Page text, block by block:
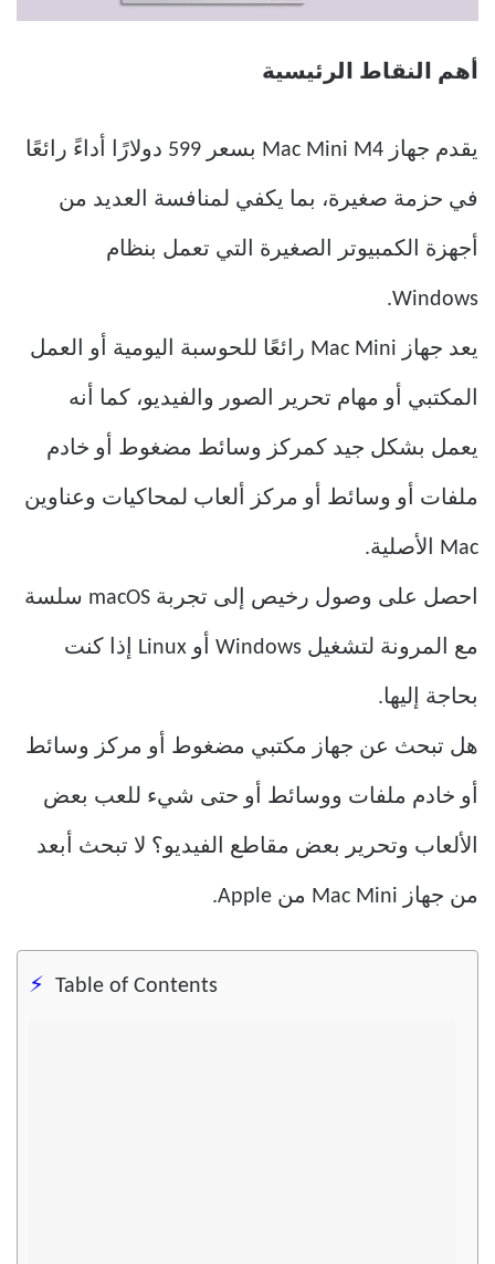
أهم النقاط الرئيسية
يقدم جهاز Mac Mini M4 بسعر 599 دولارًا أداءً رائعًا
في حزمة صغيرة، بما يكفي لمنافسة العديد من
أجهزة الكمبيوتر الصغيرة التي تعمل بنظام
Windows.
يعد جهاز Mac Mini رائعًا للحوسبة اليومية أو العمل
المكتبي أو مهام تحرير الصور والفيديو، كما أنه
يعمل بشكل جيد كمركز وسائط مضغوط أو خادم
ملفات أو وسائط أو مركز ألعاب لمحاكيات وعناوين
Mac الأصلية.
احصل على وصول رخيص إلى تجربة macOS سلسة
مع المرونة لتشغيل Windows أو Linux إذا كنت
بحاجة إليها.
هل تبحث عن جهاز مكتبي مضغوط أو مركز وسائط
أو خادم ملفات ووسائط أو حتى شيء للعب بعض
الألعاب وتحرير بعض مقاطع الفيديو؟ لا تبحث أبعد
من جهاز Mac Mini من Apple.
Table of Contents